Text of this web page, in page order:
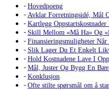
Hovedpoeng
Avklar Forretningsidé, Mål
Kartlegg
Skill Mellom «Må Ha» Og
Finansieringsmuligheter
Slik Lager Du Et Enkelt
Hold Kostnadene Lave I
Mål, Juster Og Bygg En
Konklusjon
Ofte stilte spørsmål om å